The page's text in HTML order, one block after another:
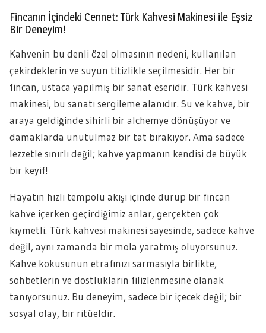
Fincanın İçindeki Cennet: Türk Kahvesi Makinesi ile Eşsiz
Bir Deneyim!
Kahvenin bu denli özel olmasının nedeni, kullanılan
çekirdeklerin ve suyun titizlikle seçilmesidir. Her bir
fincan, ustaca yapılmış bir sanat eseridir. Türk kahvesi
makinesi, bu sanatı sergileme alanıdır. Su ve kahve, bir
araya geldiğinde sihirli bir alchemye dönüşüyor ve
damaklarda unutulmaz bir tat bırakıyor. Ama sadece
lezzetle sınırlı değil; kahve yapmanın kendisi de büyük
bir keyif!
Hayatın hızlı tempolu akışı içinde durup bir fincan
kahve içerken geçirdiğimiz anlar, gerçekten çok
kıymetli. Türk kahvesi makinesi sayesinde, sadece kahve
değil, aynı zamanda bir mola yaratmış oluyorsunuz.
Kahve kokusunun etrafınızı sarmasıyla birlikte,
sohbetlerin ve dostlukların filizlenmesine olanak
tanıyorsunuz. Bu deneyim, sadece bir içecek değil; bir
sosyal olay, bir ritüeldir.